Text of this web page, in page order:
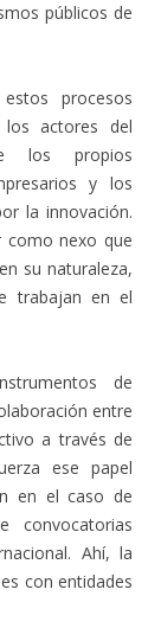
públicos de
procesos
los actores del
los propios
y los
la innovación.
como nexo que
su naturaleza,
trabajan en el
de
entre
a través de
ese papel
en el caso de
convocatorias
Ahí, la
con entidades